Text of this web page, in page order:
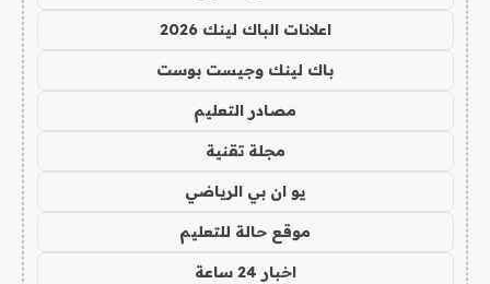
اعلانات الباك لينك 2026
باك لينك وجيست بوست
مصادر التعليم
مجلة تقنية
يو ان بي الرياضي
موقع حالة للتعليم
اخبار 24 ساعة